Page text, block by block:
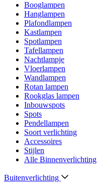
Booglampen
Hanglampen
Plafondlampen
Kastlampen
Spotlampen
Tafellampen
Nachtlampje
Vloerlampen
Wandlampen
Rotan lampen
Rookglas lampen
Inbouwspots
Spots
Pendellampen
Soort verlichting
Accessoires
Stijlen
Alle Binnenverlichting
Buitenverlichting